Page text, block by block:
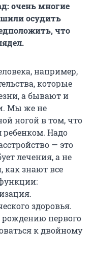
очень многие
осудить
что
например,
которые
а бывают и
Мы же не
ногой в том, что
ребенком. Надо
— это
лечения, а не
как знают все
здоровья.
первого
к двойному